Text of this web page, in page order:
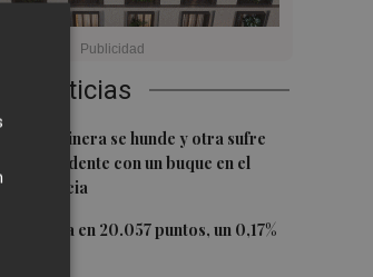
Noticias
clochinera se hunde y otra sufre
un incidente con un buque en el
Valencia
35 cierra en 20.057 puntos, un 0,17%